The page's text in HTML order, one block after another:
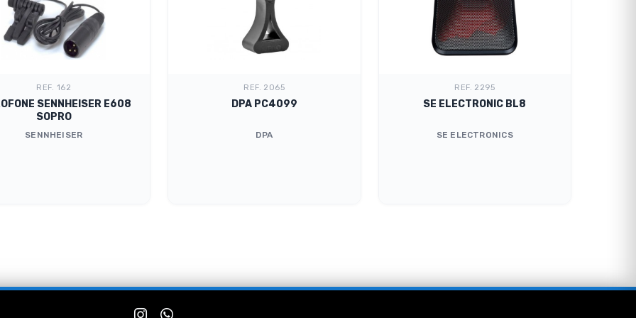
REF. 162
SENNHEISER E608
SOPRO
SENNHEISER
REF. 2065
DPA PC4099
DPA
REF. 2295
SE ELECTRONIC BL8
SE ELECTRONICS